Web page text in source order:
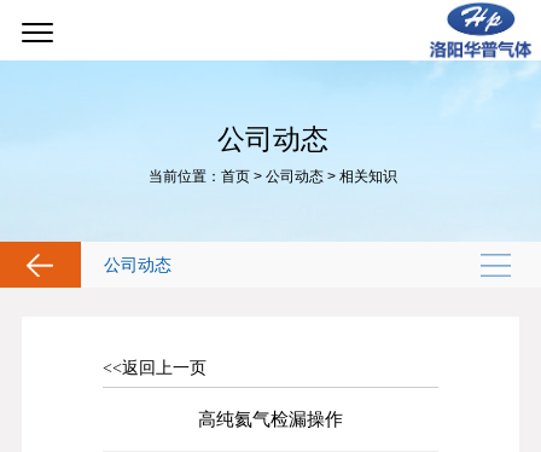
公司动态
当前位置：首页 >公司动态 >相关知识
公司动态
<<返回上一页
高纯氦气检漏操作